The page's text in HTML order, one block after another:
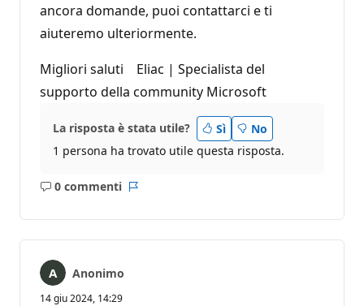
ancora domande, puoi contattarci e ti
aiuteremo ulteriormente.
Migliori saluti Eliac | Specialista del
supporto della community Microsoft
La risposta è stata utile? Sì
No
1 persona ha trovato utile questa risposta.
0 commenti
Nessun
Anonimo
14 giu 2024, 14:29